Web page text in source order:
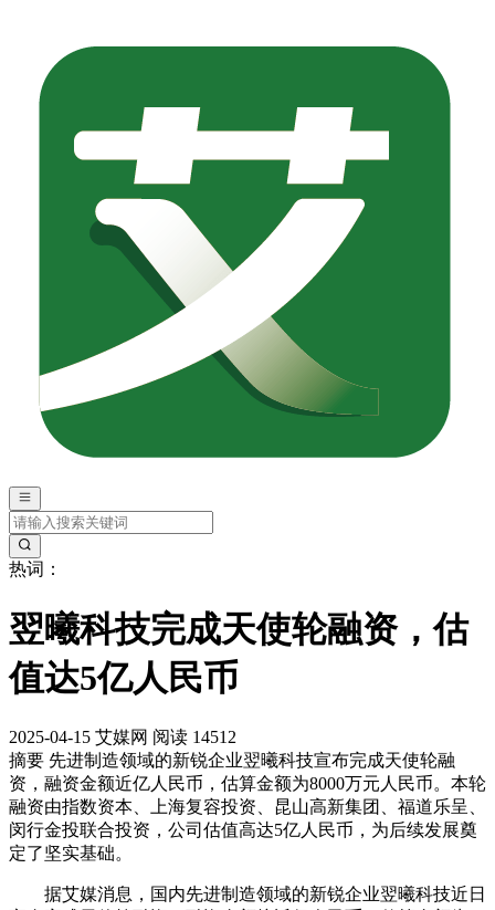
热词：
翌曦科技完成天使轮融资，估
值达5亿人民币
2025-04-15 艾媒网 阅读 14512
摘要 先进制造领域的新锐企业翌曦科技宣布完成天使轮融
资，融资金额近亿人民币，估算金额为8000万元人民币。本轮
融资由指数资本、上海复容投资、昆山高新集团、福道乐呈、
闵行金投联合投资，公司估值高达5亿人民币，为后续发展奠
定了坚实基础。
据艾媒消息，国内先进制造领域的新锐企业翌曦科技近日